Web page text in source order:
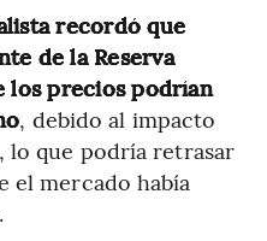
recordó que
de la Reserva
los precios podrían
, debido al impacto
lo que podría retrasar
el mercado había